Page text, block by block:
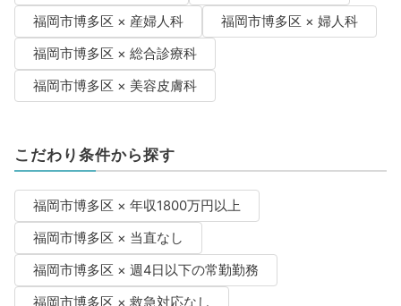
福岡市博多区 × 産婦人科
福岡市博多区 × 婦人科
福岡市博多区 × 総合診療科
福岡市博多区 × 美容皮膚科
こだわり条件から探す
福岡市博多区 × 年収1800万円以上
福岡市博多区 × 当直なし
福岡市博多区 × 週4日以下の常勤勤務
福岡市博多区 × 救急対応なし